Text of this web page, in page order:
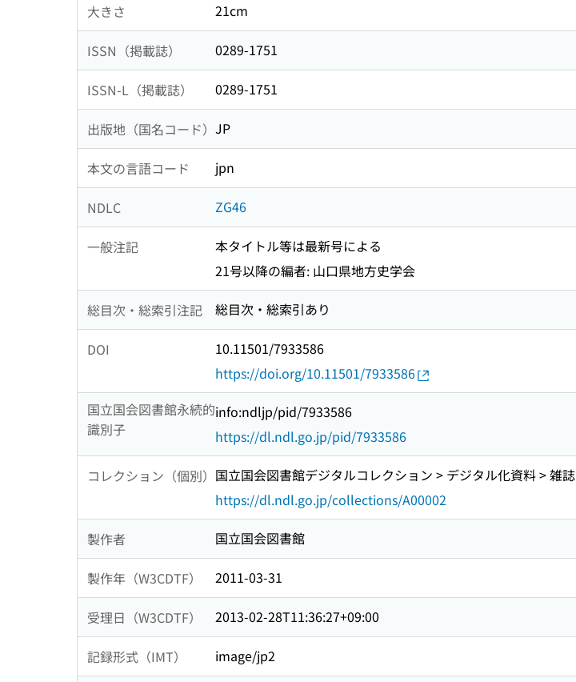
大きさ 21cm
ISSN（掲載誌） 0289-1751
ISSN-L（掲載誌） 0289-1751
出版地（国名コード） JP
本文の言語コード jpn
NDLC ZG46
一般注記
本タイトル等は最新号による
21号以降の編者: 山口県地方史学会
総目次・総索引注記 総目次・総索引あり
DOI
10.11501/7933586
https://doi.org/10.11501/7933586
国立国会図書館永続的
識別子
info:ndljp/pid/7933586
https://dl.ndl.go.jp/pid/7933586
コレクション（個別） 国立国会図書館デジタルコレクション > デジタル化資料 > 雑誌
https://dl.ndl.go.jp/collections/A00002
製作者 国立国会図書館
製作年（W3CDTF） 2011-03-31
受理日（W3CDTF） 2013-02-28T11:36:27+09:00
記録形式（IMT）
image/jp2